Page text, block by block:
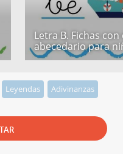
Letra B. Fichas con
abecedario para
Leyendas Adivinanzas